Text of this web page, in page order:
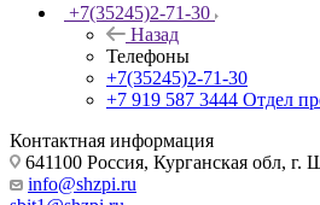
+7(35245)2-71-30
Назад
Телефоны
+7(35245)2-71-30
+7 919 587 3444 Отдел
Контактная информация
641100 Россия, Курганская обл, г.
info@shzpi.ru